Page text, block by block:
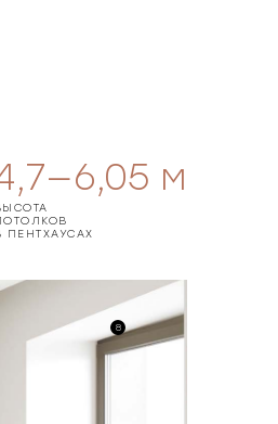
м
ПЕНТХАУСАХ
8